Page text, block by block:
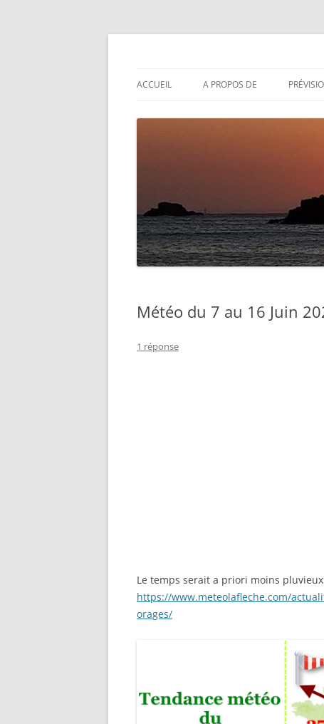
Aller
ACCUEIL A PROPOS DE
Météo du 7 au 16 Juin
1 réponse
Le temps serait a priori moins
https://www.meteolafleche.com/
orages/